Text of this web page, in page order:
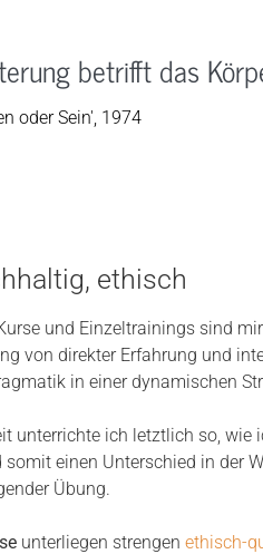
betrifft das
oder Sein', 1974
ethisch
und Einzeltrainings sind
von direkter Erfahrung und
in einer dynamischen
unterrichte ich letztlich so,
einen Unterschied in der
Übung.
unterliegen strengen ethisch-